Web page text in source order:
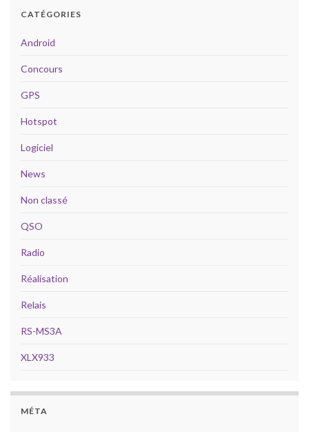
CATÉGORIES
Android
Concours
GPS
Hotspot
Logiciel
News
Non classé
QSO
Radio
Réalisation
Relais
RS-MS3A
XLX933
MÉTA